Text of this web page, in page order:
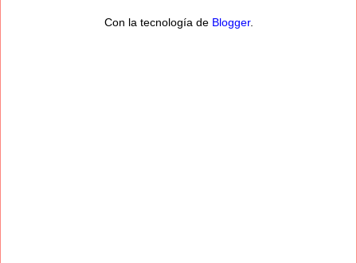
Con la tecnología de Blogger.